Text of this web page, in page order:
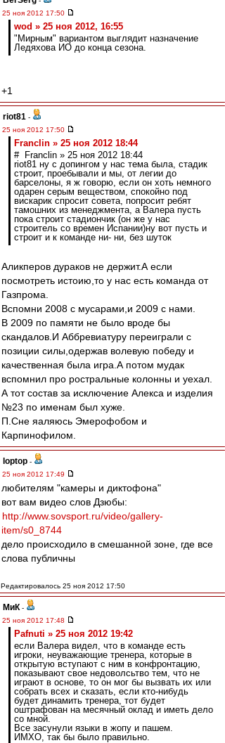
25 ноя 2012 17:50
wod » 25 ноя 2012, 16:55
"Мирным" вариантом выглядит назначение
Ледяхова ИО до конца сезона.
+1
riot81 -
25 ноя 2012 17:50
Franclin » 25 ноя 2012 18:44
# Franclin » 25 ноя 2012 18:44
riot81 ну с допингом у нас тема была, стадик
строит, проебывали и мы, от легии до
барселоны, я ж говорю, если он хоть немного
одарен серым веществом, спокойно под
вискарик спросит совета, попросит ребят
тамошних из менеджмента, а Валера пусть
пока строит стадиончик (он же у нас
строитель со времен Испании)ну вот пусть и
строит и к команде ни- ни, без шуток
Аликперов дураков не держит.А если
посмотреть истоию,то у нас есть команда от
Газпрома.
Вспомни 2008 с мусарами,и 2009 с нами.
В 2009 по памяти не было вроде бы
скандалов.И Аббревиатуру переиграли с
позиции силы,одержав волевую победу и
качественная была игра.А потом мудак
вспомнил про ростральные колонны и уехал.
А тот состав за исключение Алекса и изделия
№23 по именам был хуже.
П.Сне яаляюсь Эмерофобом и
Карпинофилом.
loptop -
25 ноя 2012 17:49
любителям "камеры и диктофона"
вот вам видео слов Дзюбы:
http://www.sovsport.ru/video/gallery-
item/s0_8744
дело происходило в смешанной зоне, где все
слова публичны
Редактировалось 25 ноя 2012 17:50
МиК -
25 ноя 2012 17:48
Pafnuti » 25 ноя 2012 19:42
если Валера видел, что в команде есть
игроки, неуважающие тренера, которые в
открытую вступают с ним в конфронтацию,
показывают свое недоволсьтво тем, что не
играют в основе, то он мог бы вызвать их или
собрать всех и сказать, если кто-нибудь
будет динамить тренера, тот будет
оштрафован на месячный оклад и иметь дело
со мной.
Все засунули языки в жопу и пашем.
ИМХО, так бы было правильно.